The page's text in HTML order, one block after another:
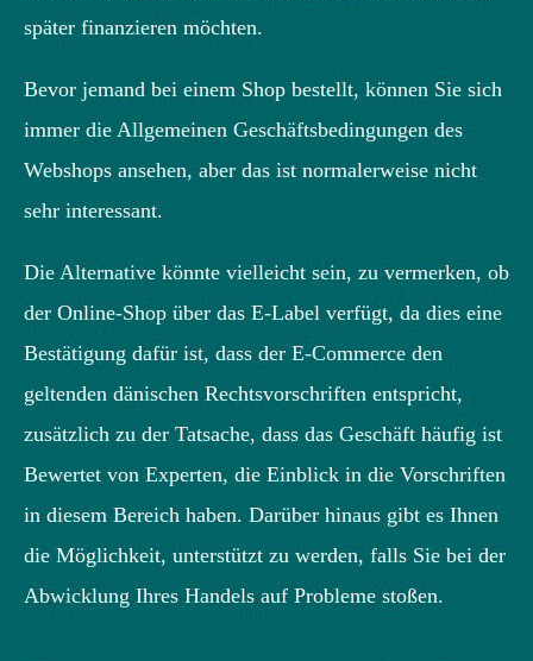
später finanzieren möchten.
Bevor jemand bei einem Shop bestellt, können Sie sich
immer die Allgemeinen Geschäftsbedingungen des
Webshops ansehen, aber das ist normalerweise nicht
sehr interessant.
Die Alternative könnte vielleicht sein, zu vermerken, ob
der Online-Shop über das E-Label verfügt, da dies eine
Bestätigung dafür ist, dass der E-Commerce den
geltenden dänischen Rechtsvorschriften entspricht,
zusätzlich zu der Tatsache, dass das Geschäft häufig ist
Bewertet von Experten, die Einblick in die Vorschriften
in diesem Bereich haben. Darüber hinaus gibt es Ihnen
die Möglichkeit, unterstützt zu werden, falls Sie bei der
Abwicklung Ihres Handels auf Probleme stoßen.